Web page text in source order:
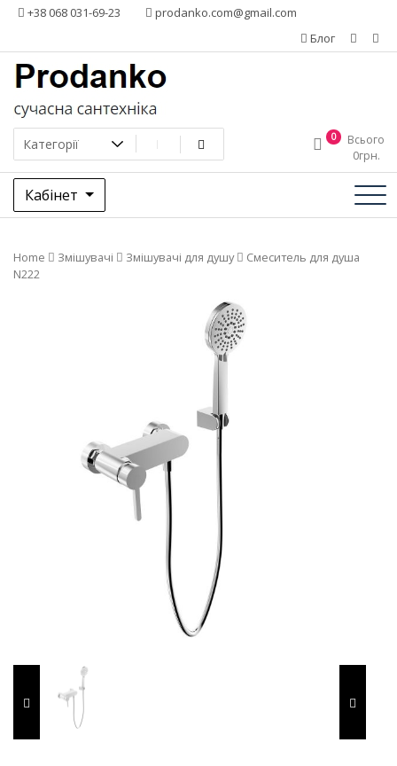
Додати+38 068 031-69-23
prodanko.com@gmail.com
Блог
0
Всього
0грн.
Кабінет
Home Змішувачі Змішувачі для душу
Смеситель для душа
N222